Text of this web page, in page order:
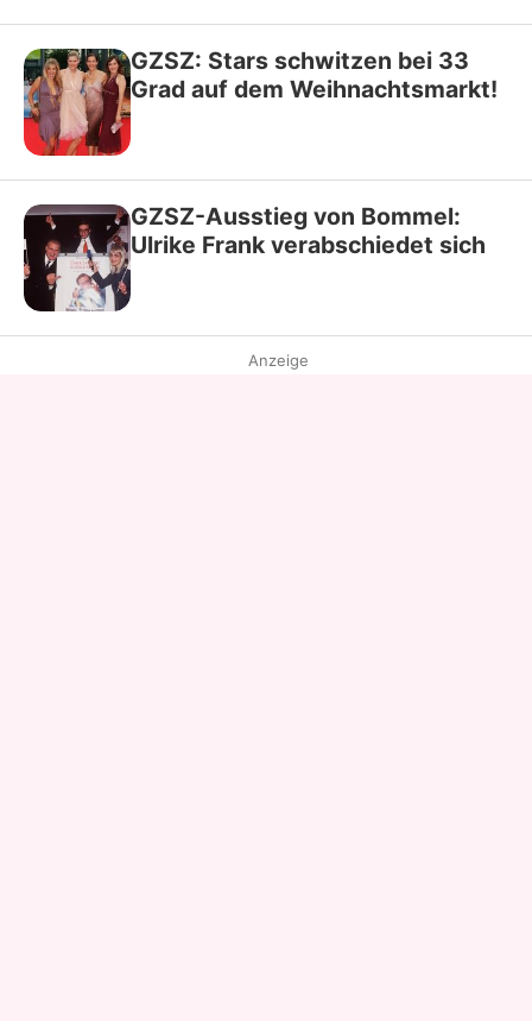
GZSZ: Stars schwitzen bei 33
Grad auf dem Weihnachtsmarkt!
GZSZ-Ausstieg von Bommel:
Ulrike Frank verabschiedet sich
Anzeige